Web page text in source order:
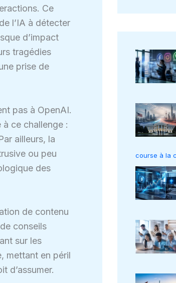
Ce
l’IA à détecter
d’impact
tragédies
prise de
pas à OpenAI.
ce challenge :
ailleurs, la
ou peu
des
de contenu
conseils
sur les
mettant en péril
d’assumer.
course à la